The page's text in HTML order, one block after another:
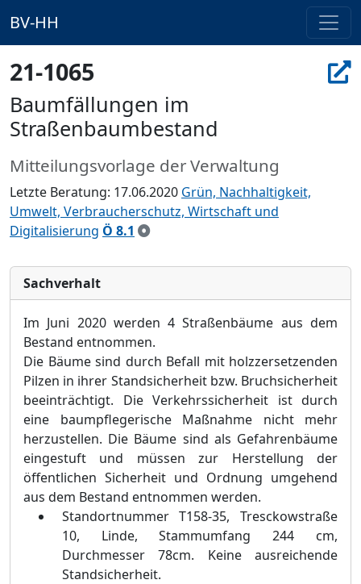
BV-HH
21-1065
Baumfällungen im
Straßenbaumbestand
Mitteilungsvorlage der Verwaltung
Letzte Beratung: 17.06.2020 Grün, Nachhaltigkeit,
Umwelt, Verbraucherschutz, Wirtschaft und
Digitalisierung Ö 8.1
Sachverhalt
Im Juni 2020 werden 4 Straßenbäume aus dem
Bestand entnommen.
Die Bäume sind durch Befall mit holzzersetzenden
Pilzen in ihrer Standsicherheit bzw. Bruchsicherheit
beeinträchtigt. Die Verkehrssicherheit ist durch
eine baumpflegerische Maßnahme nicht mehr
herzustellen. Die Bäume sind als Gefahrenbäume
eingestuft und müssen zur Herstellung der
öffentlichen Sicherheit und Ordnung umgehend
aus dem Bestand entnommen werden.
Standortnummer T158-35, Tresckowstraße
10, Linde, Stammumfang 244 cm,
Durchmesser 78cm. Keine ausreichende
Standsicherheit.